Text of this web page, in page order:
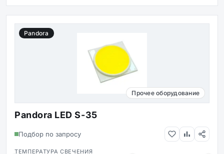
Pandora
Прочее оборудование
Pandora LED S-35
Подбор по запросу
ТЕМПЕРАТУРА СВЕЧЕНИЯ